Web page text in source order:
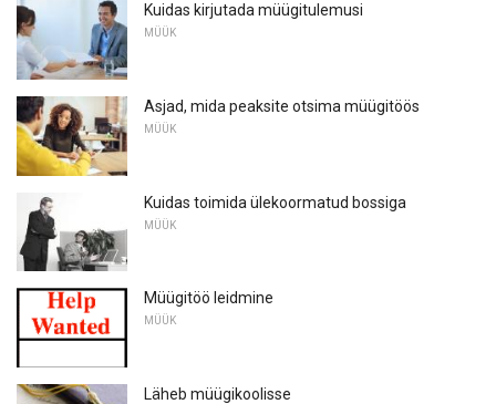
Kuidas kirjutada müügitulemusi
MÜÜK
Asjad, mida peaksite otsima müügitöös
MÜÜK
Kuidas toimida ülekoormatud bossiga
MÜÜK
Müügitöö leidmine
MÜÜK
Läheb müügikoolisse